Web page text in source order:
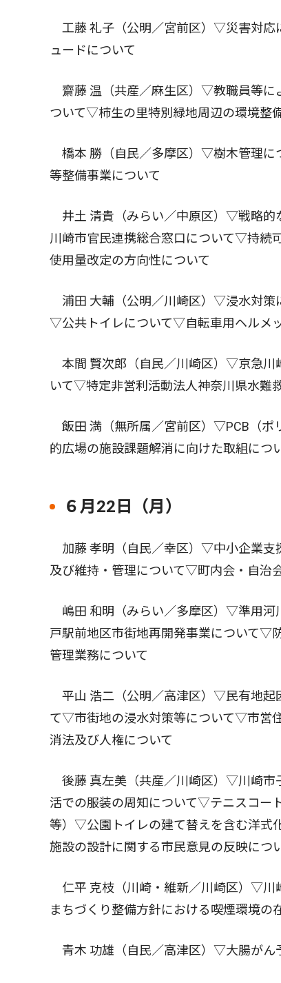
工藤 礼子（公明／宮前区）▽災害対応
ュードについて
齋藤 温（共産／麻生区）▽教職員等に
ついて▽柿生の里特別緑地周辺の環境整
橋本 勝（自民／多摩区）▽樹木管理に
等整備事業について
井土 清貴（みらい／中原区）▽戦略的
川崎市官民連携総合窓口について▽持続
使用量改定の方向性について
浦田 大輔（公明／川崎区）▽浸水対策
▽公共トイレについて▽自転車用ヘルメ
本間 賢次郎（自民／川崎区）▽京急川
いて▽特定非営利活動法人神奈川県水難
飯田 満（無所属／宮前区）▽PCB（ポ
的広場の施設課題解消に向けた取組につ
６月22日（月）
加藤 孝明（自民／幸区）▽中小企業支
及び維持・管理について▽町内会・自治
嶋田 和明（みらい／多摩区）▽準用河
戸駅前地区市街地再開発事業について▽
管理業務について
平山 浩二（公明／高津区）▽民有地起
て▽市街地の浸水対策等について▽市営
消法及び人権について
後藤 真左美（共産／川崎区）▽川崎市
活での服装の周知について▽テニスコー
等）▽公園トイレの建て替えを含む洋式
施設の設計に関する市民意見の反映に
仁平 克枝（川崎・維新／川崎区）▽川
まちづくり整備方針における喫煙環境
青木 功雄（自民／高津区）▽大腸がん